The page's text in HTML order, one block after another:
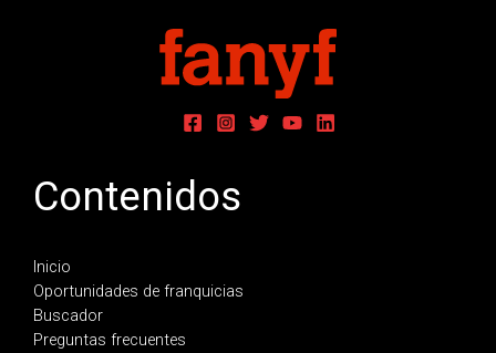
Contenidos
Inicio
Oportunidades de franquicias
Buscador
Preguntas frecuentes